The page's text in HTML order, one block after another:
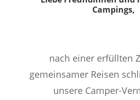
Campings,
nach einer erfüllten
gemeinsamer Reisen
unsere Camper-